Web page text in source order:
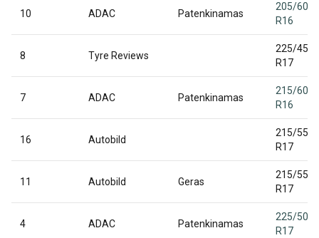
10 ADAC Patenkinamas
205/60
R16
8 Tyre Reviews
225/45
R17
7 ADAC Patenkinamas
215/60
R16
16 Autobild
215/55
R17
11 Autobild Geras
215/55
R17
4 ADAC Patenkinamas
225/50
R17